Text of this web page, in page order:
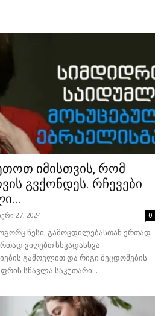
იმისთვის, რომ
გვქონდეს. რჩევები
27, 2024 0
წესი, გამოცდილებასთან ერთად
ვიღებთ სხვადასხვა
გამოვლით და რიგი შეცდომების
სწავლა საკუთარი...